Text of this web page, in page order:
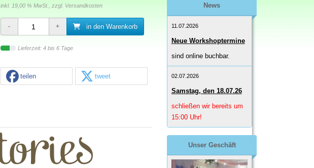
inkl. 19,00 % MwSt., zzgl. Versandkosten
in den Warenkorb
Lieferzeit: 4 bis 6 Tage
teilen tweet
News
11.07.2026
Neue Workshoptermine
sind online buchbar.
02.07.2026
Samstag, den 18.07.26
schließen wir bereits um
15:00 Uhr!
Unser Geschäft